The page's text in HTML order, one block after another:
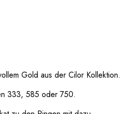
Gold aus der Cilor Kollektion.
333, 585 oder 750.